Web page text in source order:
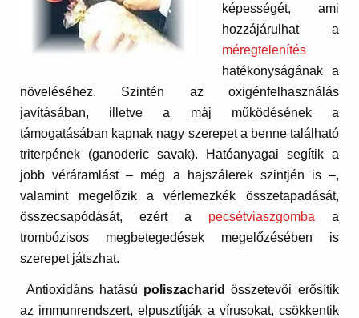
képességét, ami
hozzájárulhat a
méregtelenítés
hatékonyságának a
növeléséhez. Szintén az oxigénfelhasználás
javításában, illetve a máj működésének a
támogatásában kapnak nagy szerepet a benne található
triterpének (ganoderic savak). Hatóanyagai segítik a
jobb véráramlást – még a hajszálerek szintjén is –,
valamint megelőzik a vérlemezkék összetapadását,
összecsapódását, ezért a pecsétviaszgomba a
trombózisos megbetegedések megelőzésében is
szerepet játszhat.
Antioxidáns hatású poliszacharid összetevői erősítik
az immunrendszert, elpusztítják a vírusokat, csökkentik